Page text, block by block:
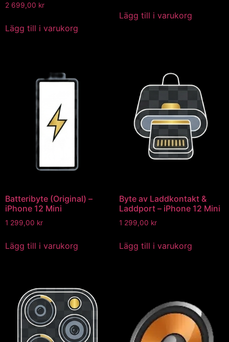
2 699,00 kr
Lägg till i varukorg
Lägg till i varukorg
Batteribyte (Original) –
iPhone 12 Mini
1 299,00 kr
Lägg till i varukorg
Byte av Laddkontakt &
Laddport – iPhone 12 Mini
1 299,00 kr
Lägg till i varukorg